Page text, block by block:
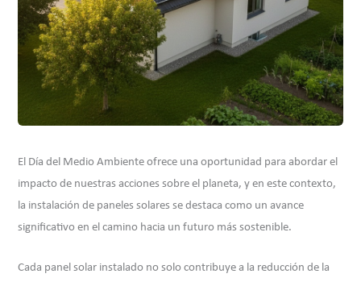
El Día del Medio Ambiente ofrece una oportunidad para abordar el
impacto de nuestras acciones sobre el planeta, y en este contexto,
la instalación de paneles solares se destaca como un avance
significativo en el camino hacia un futuro más sostenible.
Cada panel solar instalado no solo contribuye a la reducción de la